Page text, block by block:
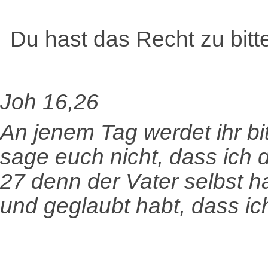
Du hast das Recht zu
Joh 16,26
An jenem Tag werdet ihr
sage euch nicht, dass ich
27 denn der Vater selbst
und geglaubt habt, dass